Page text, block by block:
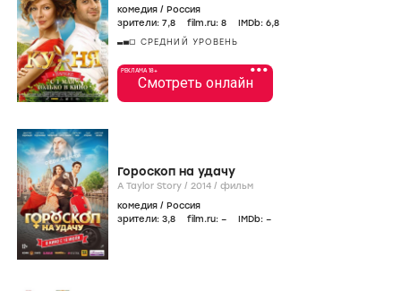
комедия / Россия
зрители: 7,8 film.ru: 8 IMDb: 6,8
СРЕДНИЙ УРОВЕНЬ
•••
РЕКЛАМА 18+
Смотреть онлайн
Гороскоп на удачу
A Taylor Story / 2014 / фильм
комедия / Россия
зрители: 3,8 film.ru: – IMDb: –